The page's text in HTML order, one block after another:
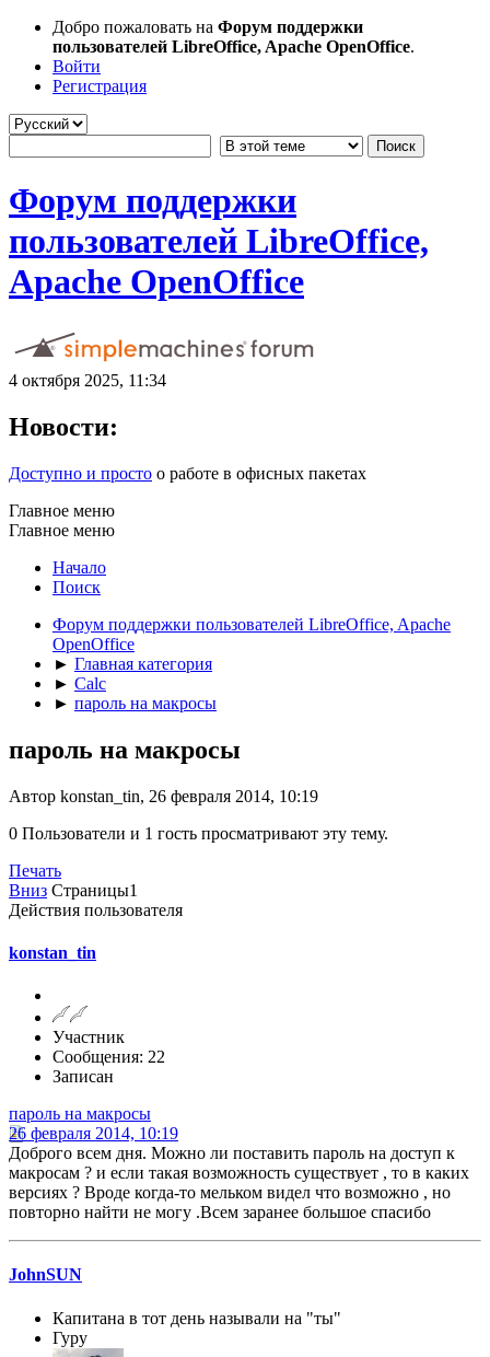
Добро пожаловать на Форум поддержки
пользователей LibreOffice, Apache OpenOffice.
Войти
Регистрация
Форум поддержки
пользователей LibreOffice,
Apache OpenOffice
4 октября 2025, 11:34
Новости:
Доступно и просто о работе в офисных пакетах
Главное меню
Главное меню
Начало
Поиск
Форум поддержки пользователей LibreOffice, Apache
OpenOffice
► Главная категория
► Calc
► пароль на макросы
пароль на макросы
Автор konstan_tin, 26 февраля 2014, 10:19
0 Пользователи и 1 гость просматривают эту тему.
Печать
Вниз Страницы1
Действия пользователя
konstan_tin
Участник
Сообщения: 22
Записан
пароль на макросы
26 февраля 2014, 10:19
Доброго всем дня. Можно ли поставить пароль на доступ к
макросам ? и если такая возможность существует , то в каких
версиях ? Вроде когда-то мельком видел что возможно , но
повторно найти не могу .Всем заранее большое спасибо
JohnSUN
Капитана в тот день называли на "ты"
Гуру